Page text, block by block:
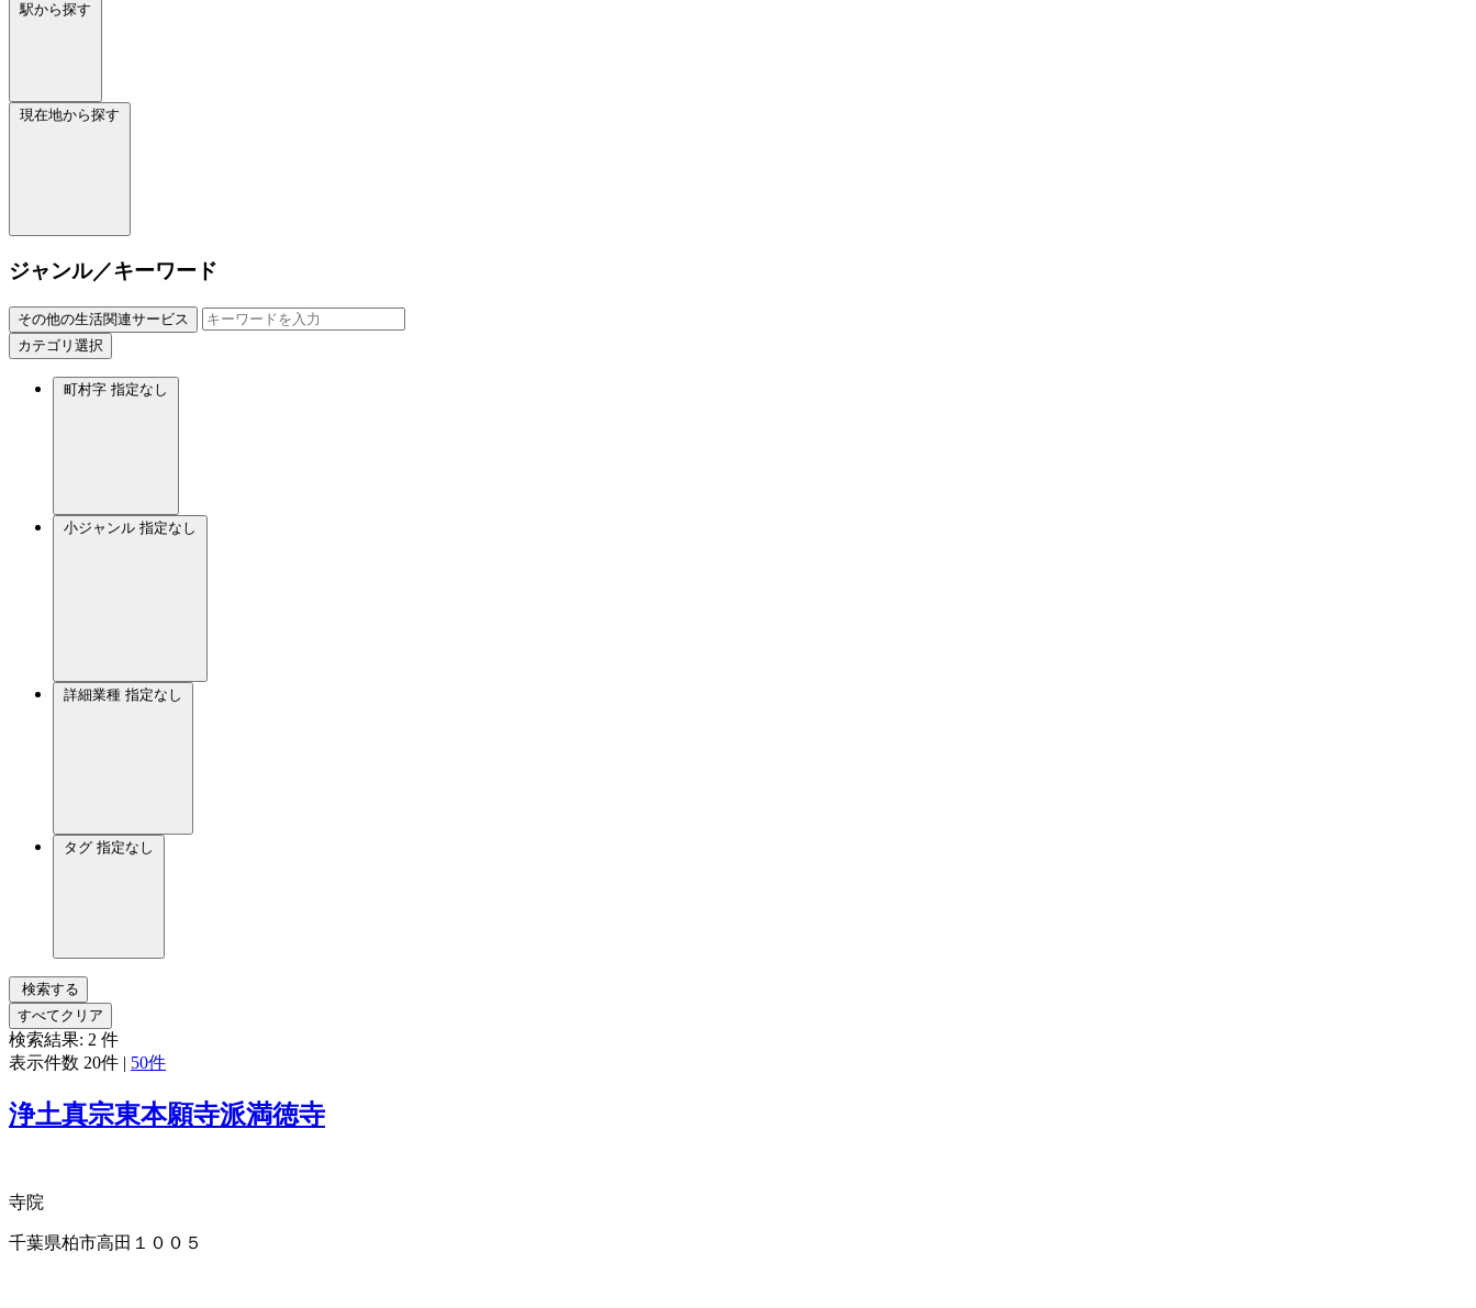
駅から探す
現在地から探す
ジャンル／キーワード
その他の生活関連サービス
カテゴリ選択
町村字 指定なし
小ジャンル 指定なし
詳細業種 指定なし
タグ 指定なし
検索する
すべてクリア
検索結果: 2 件
表示件数 20件 | 50件
浄土真宗東本願寺派満徳寺
寺院
千葉県柏市高田１００５